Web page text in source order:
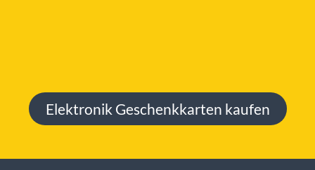
Elektronik Geschenkkarten kaufen